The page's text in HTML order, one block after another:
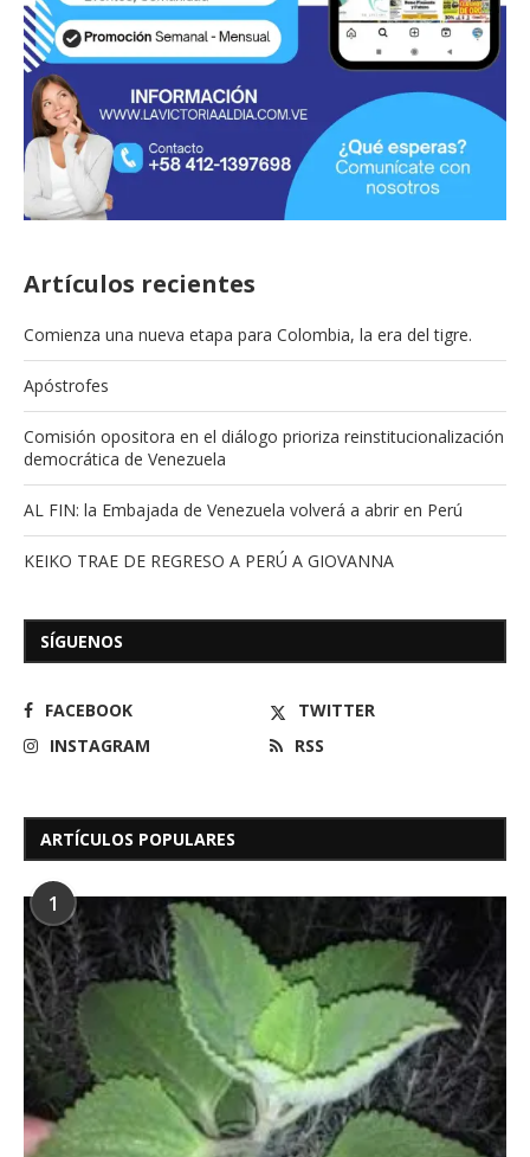
Artículos recientes
Comienza una nueva etapa para Colombia, la era del tigre.
Apóstrofes
Comisión opositora en el diálogo prioriza reinstitucionalización
democrática de Venezuela
AL FIN: la Embajada de Venezuela volverá a abrir en Perú
KEIKO TRAE DE REGRESO A PERÚ A GIOVANNA
SÍGUENOS
FACEBOOK
TWITTER
INSTAGRAM
RSS
ARTÍCULOS POPULARES
1